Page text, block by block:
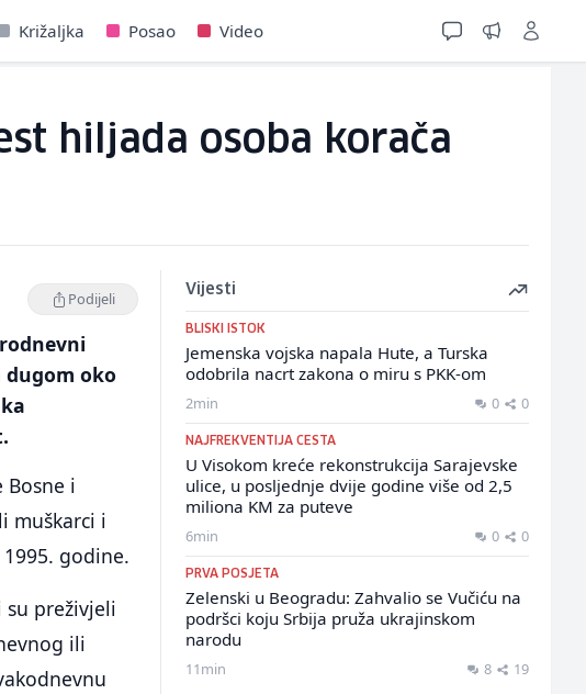
Križaljka Posao Video
hiljada osoba korača
Podijeli
oko
i
muškarci i
godine.
preživjeli
ili
Vijesti
BLISKI ISTOK
Jemenska vojska napala Hute, a Turska
odobrila nacrt zakona o miru s PKK-om
2min 0 0
NAJFREKVENTIJA CESTA
U Visokom kreće rekonstrukcija Sarajevske
ulice, u posljednje dvije godine više od 2,5
miliona KM za puteve
6min 0 0
PRVA POSJETA
Zelenski u Beogradu: Zahvalio se Vučiću na
podršci koju Srbija pruža ukrajinskom
narodu
11min 8 19